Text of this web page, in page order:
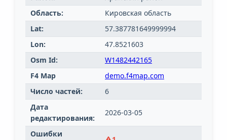
Область:
Кировская область
Lat:
57.387781649999994
Lon:
47.8521603
Osm Id:
W1482442165
F4 Map
demo.f4map.com
Число частей:
6
Дата
редактирования:
2026-03-05
Ошибки